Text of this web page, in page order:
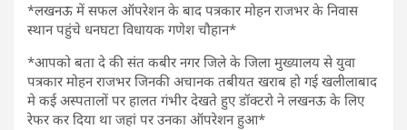
*लखनऊ में सफल ऑपरेशन के बाद पत्रकार मोहन राजभर के निवास
स्थान पहुंचे धनघटा विधायक गणेश चौहान*
*आपको बता दे की संत कबीर नगर जिले के जिला मुख्यालय से युवा
पत्रकार मोहन राजभर जिनकी अचानक तबीयत खराब हो गई खलीलाबाद
मे कई अस्पतालों पर हालत गंभीर देखते हुए डॉक्टरो ने लखनऊ के लिए
रेफर कर दिया था जहां पर उनका ऑपरेशन हुआ*